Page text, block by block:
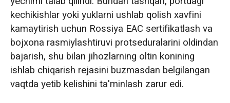
kechikishlar yoki yuklarni ushlab qolish xavfini
kamaytirish uchun Rossiya EAC sertifikatlash va
bojxona rasmiylashtiruvi protseduralarini oldindan
bajarish, shu bilan jihozlarning oltin konining
ishlab chiqarish rejasini buzmasdan belgilangan
vaqtda yetib kelishini ta'minlash zarur edi.